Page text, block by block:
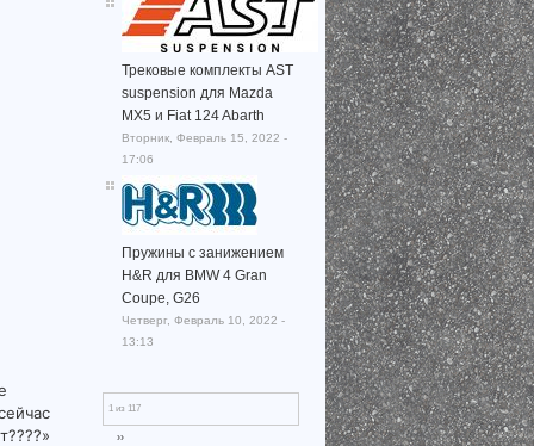
Трековые комплекты AST
suspension для Mazda
MX5 и Fiat 124 Abarth
Вторник, Февраль 15, 2022 -
17:06
Пружины с занижением
H&R для BMW 4 Gran
Coupe, G26
Четверг, Февраль 10, 2022 -
13:13
1 из 117
››